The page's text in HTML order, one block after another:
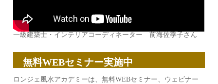
一級建築士・インテリアコーディネーター 前海佐季子さん
無料WEBセミナー実施中
ロンジェ風水アカデミーは、無料WEBセミナー、ウェビナー